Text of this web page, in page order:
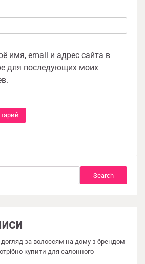
имя, email и адрес сайта в
для последующих моих
Search
за волоссям на дому з брендом
купити для салонного